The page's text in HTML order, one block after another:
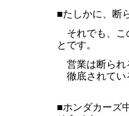
■たしかに、断
それでも、こ
とです。
営業は断られ
徹底されてい
■ホンダカーズ